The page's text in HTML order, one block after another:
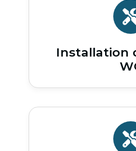
Installation